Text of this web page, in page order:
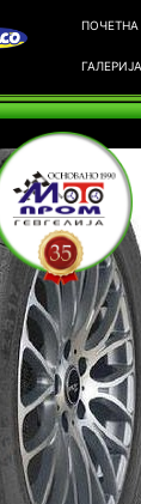
ПОЧЕТНА
ГАЛЕРИЈА